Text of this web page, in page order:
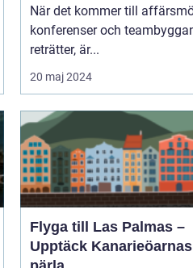
När det kommer till
konferenser och
reträtter, är...
20 maj 2024
Flyga till Las Palmas –
Upptäck Kanarieöarnas